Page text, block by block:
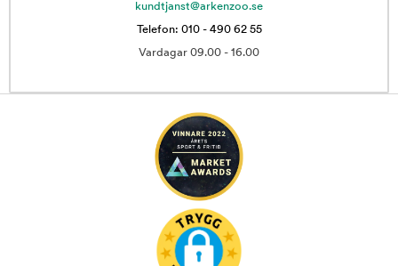
kundtjanst@arkenzoo.se
Telefon: 010 - 490 62 55
Vardagar 09.00 - 16.00